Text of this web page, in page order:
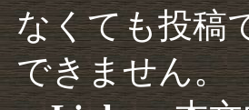
なくても投稿
できません。